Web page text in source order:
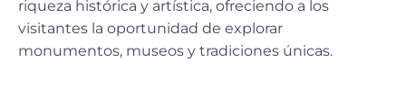
riqueza histórica y artística, ofreciendo a los
visitantes la oportunidad de explorar
monumentos, museos y tradiciones únicas.